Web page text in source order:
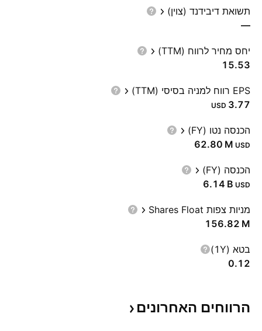
תשואת דיבידנד (צוין)
—
יחס מחיר לרווח (TTM)
15.53
EPS רווח למניה בסיסי (TTM)
3.77
USD
הכנסה נטו (FY)
‪62.80 M‬ USD
הכנסה (FY)
‪6.14 B‬ USD
מניות צפות Shares Float
‪156.82 M‬
בטא (1Y)
0.12
הרווחים האחרונים